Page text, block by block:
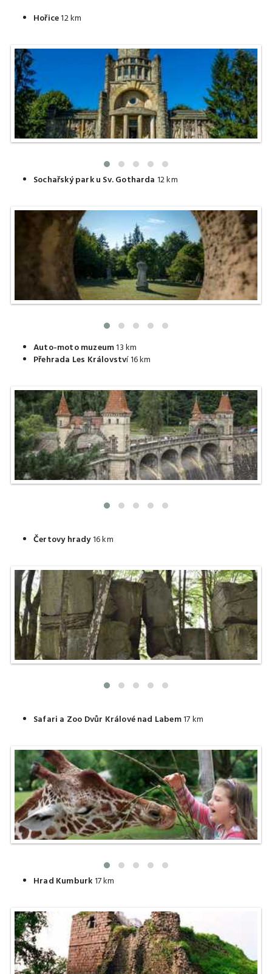
Hořice12 km
Sochařský park u Sv. Gotharda 12 km
Auto-moto muzeum13 km
Přehrada Les Království16 km
Čertovy hrady16 km
Safari a Zoo Dvůr Králové nad Labem17 km
Hrad Kumburk17 km